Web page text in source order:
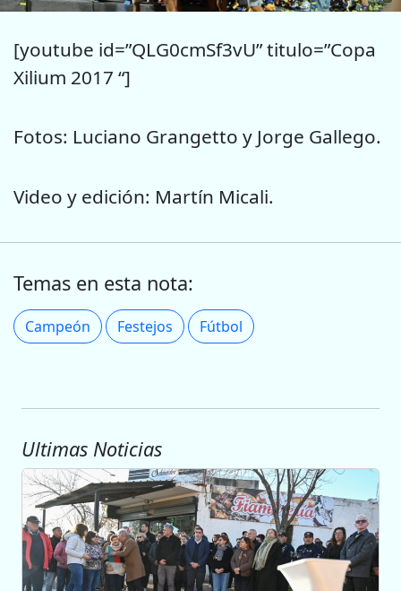
[youtube id=”QLG0cmSf3vU” titulo=”Copa
Xilium 2017 “]
Fotos: Luciano Grangetto y Jorge Gallego.
Video y edición: Martín Micali.
Temas en esta nota:
Campeón Festejos Fútbol
Ultimas Noticias